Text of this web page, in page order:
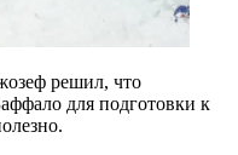
решил, что
для подготовки к